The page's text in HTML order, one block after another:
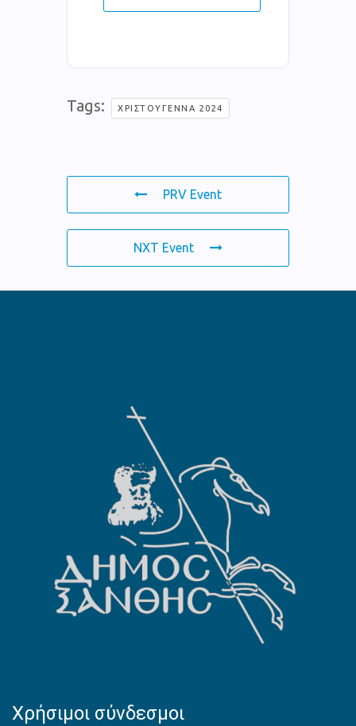
Tags: ΧΡΙΣΤΟΎΓΕΝΝΑ 2024
PRV Event
NXT Event
Χρήσιμοι σύνδεσμοι